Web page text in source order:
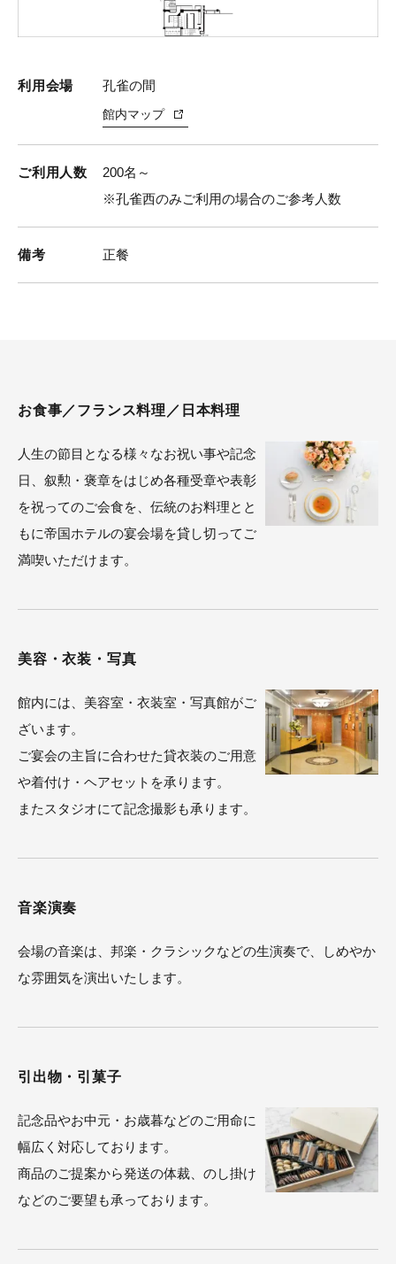
利用会場 孔雀の間
館内マップ
ご利用人数
200名～
※孔雀西のみご利用の場合のご参考人数
備考 正餐
お食事／フランス料理／日本料理
人生の節目となる様々なお祝い事や記念
日、叙勲・褒章をはじめ各種受章や表彰
を祝ってのご会食を、伝統のお料理とと
もに帝国ホテルの宴会場を貸し切ってご
満喫いただけます。
美容・衣装・写真
館内には、美容室・衣装室・写真館がご
ざいます。
ご宴会の主旨に合わせた貸衣装のご用意
や着付け・ヘアセットを承ります。
またスタジオにて記念撮影も承ります。
音楽演奏
会場の音楽は、邦楽・クラシックなどの生演奏で、しめやか
な雰囲気を演出いたします。
引出物・引菓子
記念品やお中元・お歳暮などのご用命に
幅広く対応しております。
商品のご提案から発送の体裁、のし掛け
などのご要望も承っております。